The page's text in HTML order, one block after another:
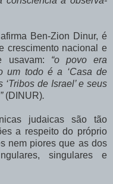
Ben-Zion Dinur, é
crescimento nacional e
usavam: “o povo era
um todo é a ‘Casa de
de Israel’ e seus
(DINUR).
judaicas são tão
a respeito do próprio
nem piores que as dos
singulares e